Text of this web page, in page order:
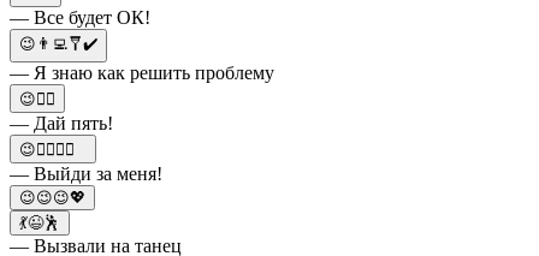
— Все будет ОК!
😉👨‍💻🩼✔️
— Я знаю как решить проблему
😉🙋‍♂️
— Дай пять!
😉👈🏻💓💍
— Выйди за меня!
😉😉😉💖
💃😉🕺
— Вызвали на танец